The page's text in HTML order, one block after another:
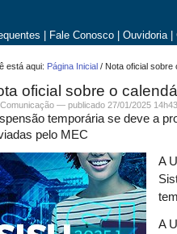
Fale Conosco Ouvidoria
está aqui: Página Inicial / Nota oficial sobre
oficial sobre o
Comunicação —publicado 27/01/2025
temporária se deve a
pelo MEC
A
A